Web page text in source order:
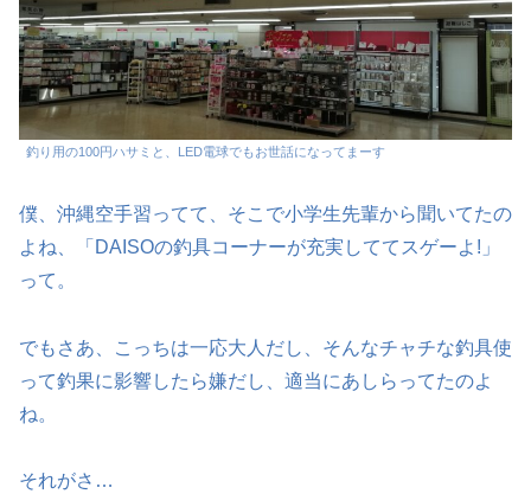
釣り用の100円ハサミと、LED電球でもお世話になってまーす
僕、沖縄空手習ってて、そこで小学生先輩から聞いてたの
よね、「DAISOの釣具コーナーが充実しててスゲーよ!」
って。
でもさあ、こっちは一応大人だし、そんなチャチな釣具使
って釣果に影響したら嫌だし、適当にあしらってたのよ
ね。
それがさ…